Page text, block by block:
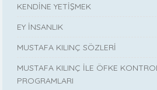
KENDİNE YETİŞMEK
EY İNSANLIK
MUSTAFA KILINÇ SÖZLERİ
MUSTAFA KILINÇ İLE ÖFKE
PROGRAMLARI